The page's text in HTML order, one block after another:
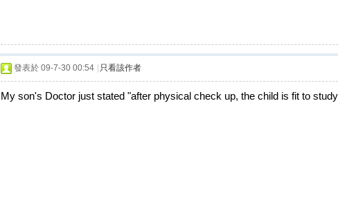
發表於 09-7-30 00:54 只看該作者
My son's Doctor just stated "after physical check up, the child is fit to